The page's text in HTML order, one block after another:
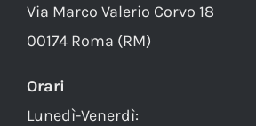
Via Marco Valerio Corvo 18
00174 Roma (RM)
Orari
Lunedì-Venerdì: